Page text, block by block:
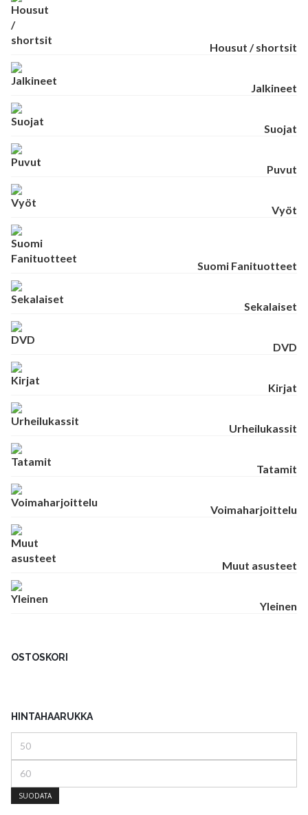
Housut / shortsit
Jalkineet
Suojat
Puvut
Vyöt
Suomi Fanituotteet
Sekalaiset
DVD
Kirjat
Urheilukassit
Tatamit
Voimaharjoittelu
Muut asusteet
Yleinen
OSTOSKORI
HINTAHAARUKKA
SUODATA